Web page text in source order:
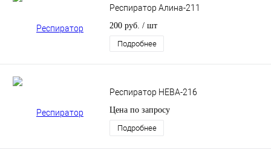
Респиратор Алина-211
200 руб. / шт
Подробнее
Респиратор НЕВА-216
Цена по запросу
Подробнее